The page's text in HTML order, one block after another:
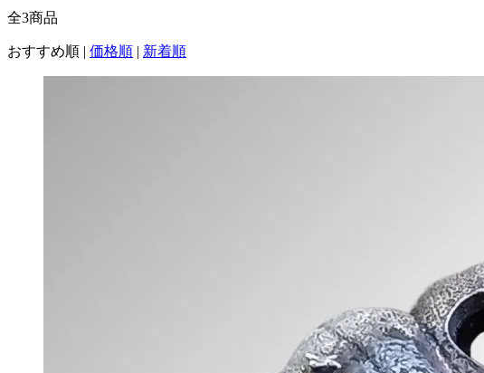
全3商品
おすすめ順 | 価格順 | 新着順